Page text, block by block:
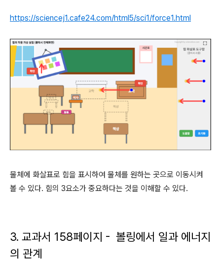
https://sciencej1.cafe24.com/html5/sci1/force1.html
물체에 화살표로 힘을 표시하여 물체를 원하는 곳으로 이동시켜
볼 수 있다. 힘의 3요소가 중요하다는 것을 이해할 수 있다.
3. 교과서 158페이지 - 볼링에서 일과 에너지
의 관계